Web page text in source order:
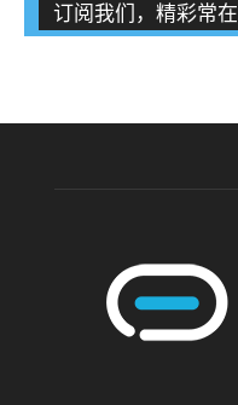
订阅我们，精彩常在